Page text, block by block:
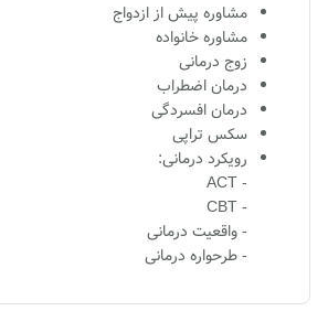
مشاوره پیش از ازدواج
مشاوره خانواده
زوج درمانی
درمان اضطراب
درمان افسردگى
سکس تراپی
رویکرد درمانی:
- ACT
- CBT
- واقعیت درمانی
- طرحواره درمانی